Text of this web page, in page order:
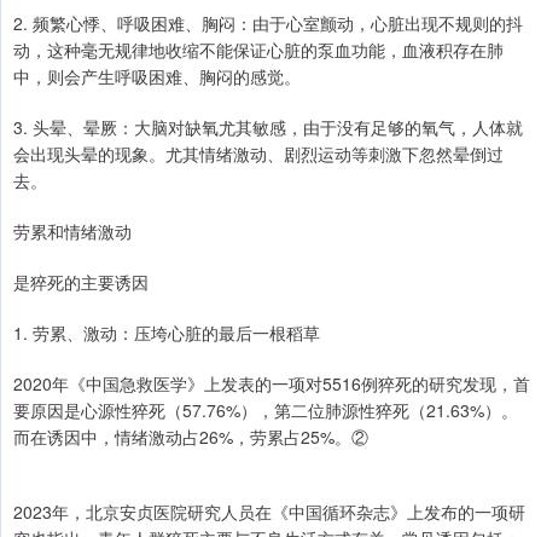
2. 频繁心悸、呼吸困难、胸闷：由于心室颤动，心脏出现不规则的抖
动，这种毫无规律地收缩不能保证心脏的泵血功能，血液积存在肺
中，则会产生呼吸困难、胸闷的感觉。
3. 头晕、晕厥：大脑对缺氧尤其敏感，由于没有足够的氧气，人体就
会出现头晕的现象。尤其情绪激动、剧烈运动等刺激下忽然晕倒过
去。
劳累和情绪激动
是猝死的主要诱因
1. 劳累、激动：压垮心脏的最后一根稻草
2020年《中国急救医学》上发表的一项对5516例猝死的研究发现，首
要原因是心源性猝死（57.76%），第二位肺源性猝死（21.63%）。
而在诱因中，情绪激动占26%，劳累占25%。②
2023年，北京安贞医院研究人员在《中国循环杂志》上发布的一项研